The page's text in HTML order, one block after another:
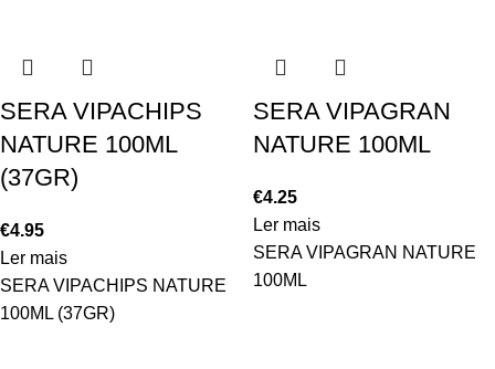
SERA VIPACHIPS
NATURE 100ML
(37GR)
€4.95
Ler mais
SERA VIPACHIPS NATURE
100ML (37GR)
SERA VIPAGRAN
NATURE 100ML
€4.25
Ler mais
SERA VIPAGRAN NATURE
100ML